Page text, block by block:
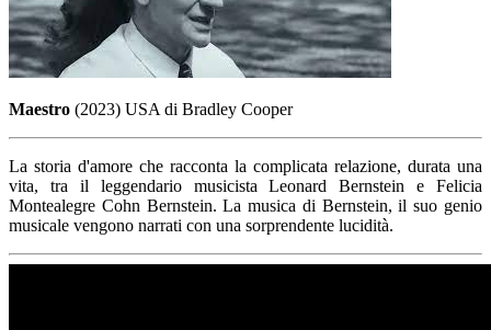
Maestro (2023) USA di Bradley Cooper
La storia d'amore che racconta la complicata relazione, durata una
vita, tra il leggendario musicista Leonard Bernstein e Felicia
Montealegre Cohn Bernstein. La musica di Bernstein, il suo genio
musicale vengono narrati con una sorprendente lucidità.